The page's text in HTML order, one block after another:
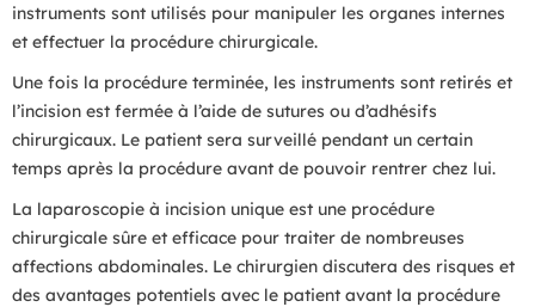
instruments sont utilisés pour manipuler les organes internes
et effectuer la procédure chirurgicale.
Une fois la procédure terminée, les instruments sont retirés et
l’incision est fermée à l’aide de sutures ou d’adhésifs
chirurgicaux. Le patient sera surveillé pendant un certain
temps après la procédure avant de pouvoir rentrer chez lui.
La laparoscopie à incision unique est une procédure
chirurgicale sûre et efficace pour traiter de nombreuses
affections abdominales. Le chirurgien discutera des risques et
des avantages potentiels avec le patient avant la procédure